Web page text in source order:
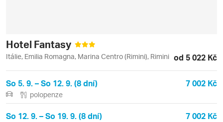
Hotel Fantasy
Itálie, Emilia Romagna, Marina Centro (Rimini), Rimini od 5 022 Kč
So 5. 9. – So 12. 9. (8 dní) 7 002 Kč
polopenze
So 12. 9. – So 19. 9. (8 dní) 7 002 Kč